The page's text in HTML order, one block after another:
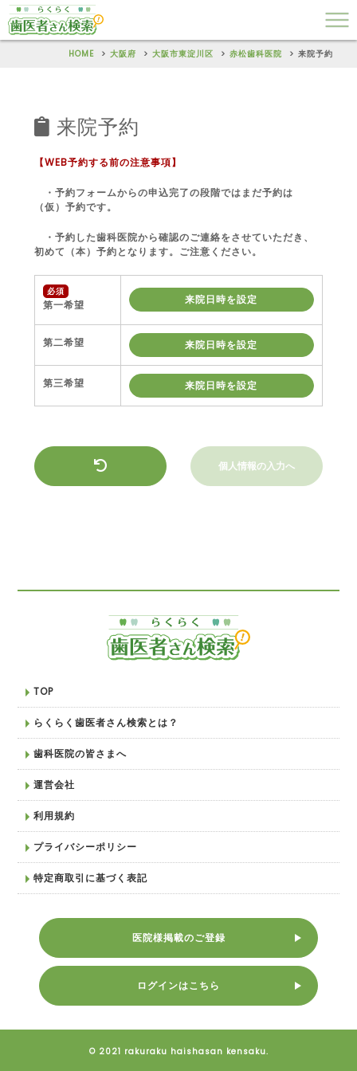
HOME 大阪府 大阪市東淀川区 赤松歯科医院 来院予約
来院予約
【WEB予約する前の注意事項】
・予約フォームからの申込完了の段階ではまだ予約は
（仮）予約です。
・予約した歯科医院から確認のご連絡をさせていただき、
初めて（本）予約となります。ご注意ください。
必須
第一希望 来院日時を設定
第二希望 来院日時を設定
第三希望 来院日時を設定
個人情報の入力へ
TOP
らくらく歯医者さん検索とは？
歯科医院の皆さまへ
運営会社
利用規約
プライバシーポリシー
特定商取引に基づく表記
医院様掲載のご登録
ログインはこちら
© 2021 rakuraku haishasan kensaku.